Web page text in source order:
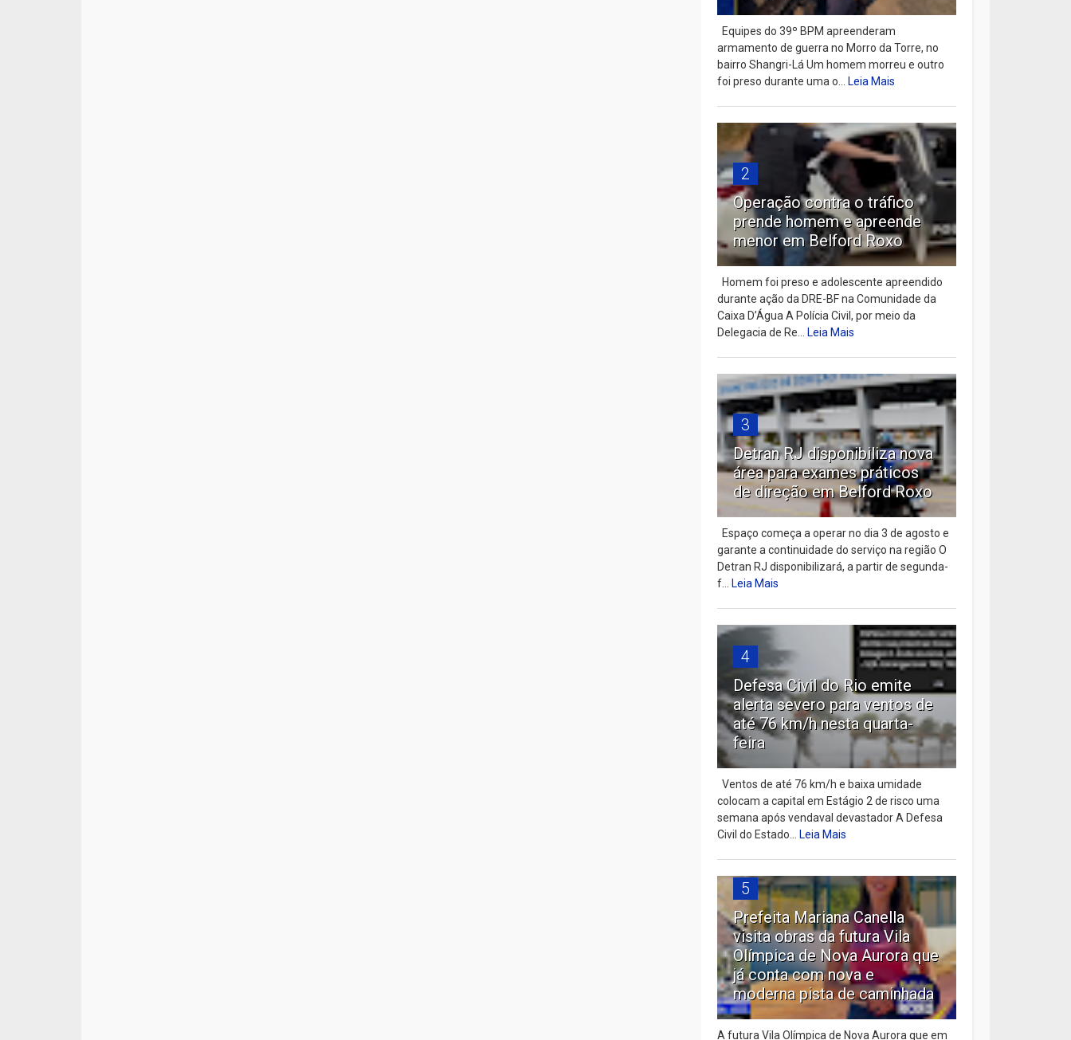
Equipes do 39º BPM apreenderam
armamento de guerra no Morro da Torre, no
bairro Shangri-Lá Um homem morreu e outro
foi preso durante uma o...Leia Mais
2
Operação contra o tráfico
prende homem e apreende
menor em Belford Roxo
Homem foi preso e adolescente apreendido
durante ação da DRE-BF na Comunidade da
Caixa D’Água A Polícia Civil, por meio da
Delegacia de Re...Leia Mais
3
Detran RJ disponibiliza nova
área para exames práticos
de direção em Belford Roxo
Espaço começa a operar no dia 3 de agosto e
garante a continuidade do serviço na região O
Detran RJ disponibilizará, a partir de segunda-
f...Leia Mais
4
Defesa Civil do Rio emite
alerta severo para ventos de
até 76 km/h nesta quarta-
feira
Ventos de até 76 km/h e baixa umidade
colocam a capital em Estágio 2 de risco uma
semana após vendaval devastador A Defesa
Civil do Estado...Leia Mais
5
Prefeita Mariana Canella
visita obras da futura Vila
Olímpica de Nova Aurora que
já conta com nova e
moderna pista de caminhada
A futura Vila Olímpica de Nova Aurora que em